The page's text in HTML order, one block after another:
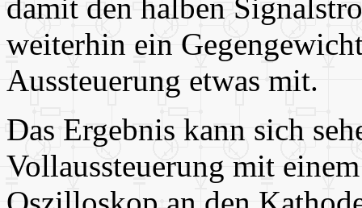
damit den halben
weiterhin ein
Aussteuerung etwas mit.
Das Ergebnis kann sich
Vollaussteuerung mit